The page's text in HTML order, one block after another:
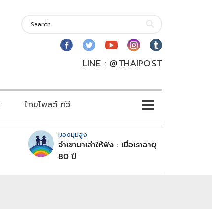
LINE : @THAIPOST
ไทยโพสต์ ทีวี
มองมุมสูง
จำเขามาเล่าให้ฟัง : เมื่อเราอายุ
80 ปี